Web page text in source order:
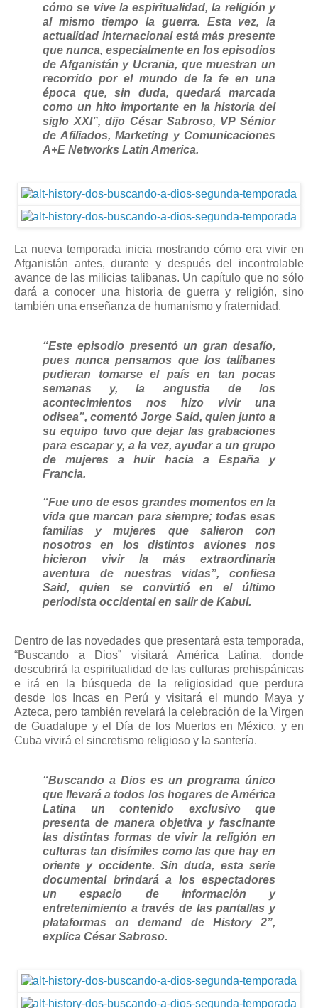
cómo se vive la espiritualidad, la religión y
al mismo tiempo la guerra. Esta vez, la
actualidad internacional está más presente
que nunca, especialmente en los episodios
de Afganistán y Ucrania, que muestran un
recorrido por el mundo de la fe en una
época que, sin duda, quedará marcada
como un hito importante en la historia del
siglo XXI”, dijo César Sabroso, VP Sénior
de Afiliados, Marketing y Comunicaciones
A+E Networks Latin America.
La nueva temporada inicia mostrando cómo era vivir en
Afganistán antes, durante y después del incontrolable
avance de las milicias talibanas. Un capítulo que no sólo
dará a conocer una historia de guerra y religión, sino
también una enseñanza de humanismo y fraternidad.
“Este episodio presentó un gran desafío,
pues nunca pensamos que los talibanes
pudieran tomarse el país en tan pocas
semanas y, la angustia de los
acontecimientos nos hizo vivir una
odisea”, comentó Jorge Said, quien junto a
su equipo tuvo que dejar las grabaciones
para escapar y, a la vez, ayudar a un grupo
de mujeres a huir hacia a España y
Francia.
“Fue uno de esos grandes momentos en la
vida que marcan para siempre; todas esas
familias y mujeres que salieron con
nosotros en los distintos aviones nos
hicieron vivir la más extraordinaria
aventura de nuestras vidas”, confiesa
Said, quien se convirtió en el último
periodista occidental en salir de Kabul.
Dentro de las novedades que presentará esta temporada,
“Buscando a Dios” visitará América Latina, donde
descubrirá la espiritualidad de las culturas prehispánicas
e irá en la búsqueda de la religiosidad que perdura
desde los Incas en Perú y visitará el mundo Maya y
Azteca, pero también revelará la celebración de la Virgen
de Guadalupe y el Día de los Muertos en México, y en
Cuba vivirá el sincretismo religioso y la santería.
“Buscando a Dios es un programa único
que llevará a todos los hogares de América
Latina un contenido exclusivo que
presenta de manera objetiva y fascinante
las distintas formas de vivir la religión en
culturas tan disímiles como las que hay en
oriente y occidente. Sin duda, esta serie
documental brindará a los espectadores
un espacio de información y
entretenimiento a través de las pantallas y
plataformas on demand de History 2”,
explica César Sabroso.